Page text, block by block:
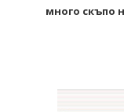
много скъпо